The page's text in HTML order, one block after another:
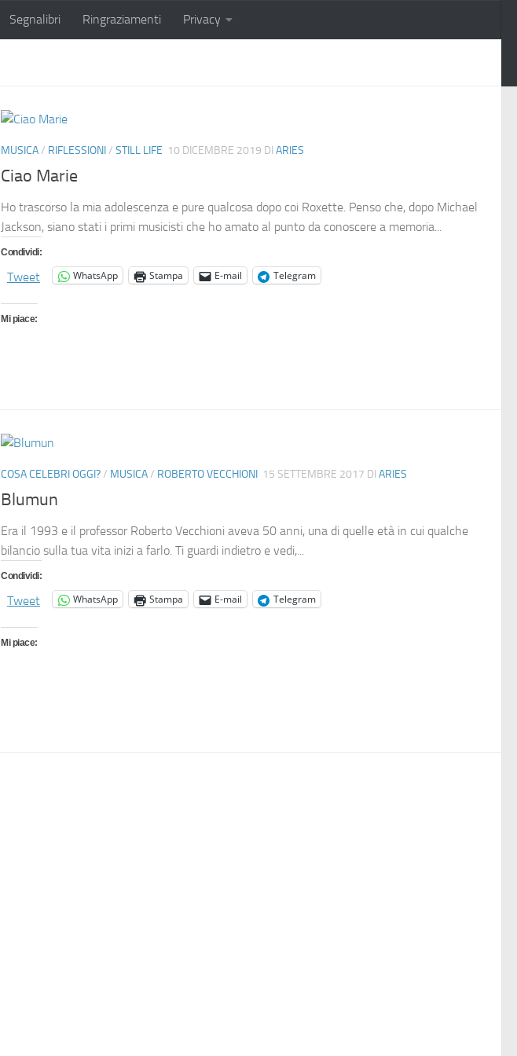
Segnalibri Ringraziamenti Privacy
MUSICA/ RIFLESSIONI/ STILL LIFE 10 DICEMBRE 2019 DI ARIES
Ciao Marie
Ho trascorso la mia adolescenza e pure qualcosa dopo coi Roxette. Penso che, dopo Michael
Jackson, siano stati i primi musicisti che ho amato al punto da conoscere a memoria...
Condividi:
Tweet WhatsApp Stampa E-mail Telegram
Mi piace:
COSA CELEBRI OGGI?/ MUSICA/ ROBERTO VECCHIONI 15 SETTEMBRE 2017 DI ARIES
Blumun
Era il 1993 e il professor Roberto Vecchioni aveva 50 anni, una di quelle età in cui qualche
bilancio sulla tua vita inizi a farlo. Ti guardi indietro e vedi,...
Condividi:
Tweet WhatsApp Stampa E-mail Telegram
Mi piace: